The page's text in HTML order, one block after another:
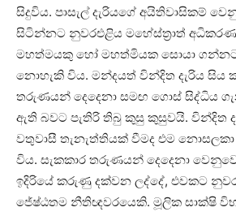
සිදුවිය. පාසැල් දැරියගේ අයිතිවාසිකම්
සිටින්නට නුවරඑළිය මහේස්ත්‍රාත්
මහත්මයකු හෝ මහත්මියක සොයා ගන්නට
නොහැකි විය. මන්දයත් වින්දිත දැරිය සිය
තරුණයන් දෙදෙනා සමඟ ගොස් සිද්ධිය
ඇති බවට පැතිරි තිබු කුසු කුසුවයි. වින්දිත
වතුවාසී තැනැත්තියක් වීමද එම
විය. සැකකාර තරුණයන් දෙදෙනා
ඉදිරියේ කරුණු දක්වන ලද්දේ, එවකට
ජේෂ්ඨතම නීතිඥවරයෙකි. මූලික සාක්ෂි